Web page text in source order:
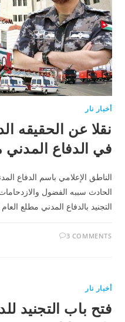
أخبار نار
نقلا عن الحقيقه
في الدفاع المدني
الناطق الإعلامي باسم الدفاع
الحادث سببه الفضول
التجنيد بالدفاع المدني مطلع
3 COMMENTS
أخبار نار
فتح باب التجنيد